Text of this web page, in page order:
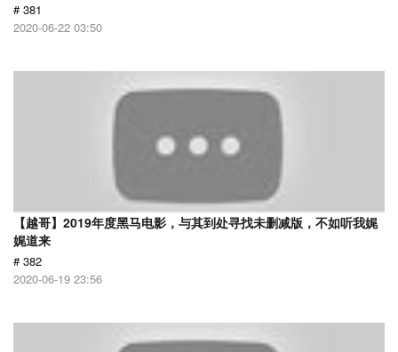
# 381
2020-06-22 03:50
【越哥】2019年度黑马电影，与其到处寻找未删减版，不如听我娓
娓道来
# 382
2020-06-19 23:56